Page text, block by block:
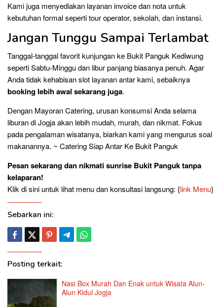
Kami juga menyediakan layanan invoice dan nota untuk
kebutuhan formal seperti tour operator, sekolah, dan instansi.
Jangan Tunggu Sampai Terlambat
Tanggal-tanggal favorit kunjungan ke Bukit Panguk Kediwung
seperti Sabtu-Minggu dan libur panjang biasanya penuh. Agar
Anda tidak kehabisan slot layanan antar kami, sebaiknya
booking lebih awal sekarang juga.
Dengan Mayoran Catering, urusan konsumsi Anda selama
liburan di Jogja akan lebih mudah, murah, dan nikmat. Fokus
pada pengalaman wisatanya, biarkan kami yang mengurus soal
makanannya. ~ Catering Siap Antar Ke Bukit Panguk
Pesan sekarang dan nikmati sunrise Bukit Panguk tanpa
kelaparan!
Klik di sini untuk lihat menu dan konsultasi langsung: {link Menu}
Sebarkan ini:
Posting terkait:
Nasi Box Murah Dan Enak untuk Wisata Alun-
Alun Kidul Jogja